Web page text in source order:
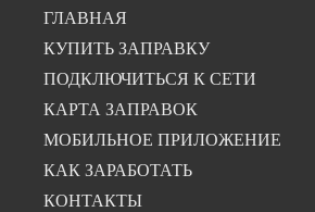
ГЛАВНАЯ
КУПИТЬ ЗАПРАВКУ
ПОДКЛЮЧИТЬСЯ К СЕТИ
КАРТА ЗАПРАВОК
МОБИЛЬНОЕ ПРИЛОЖЕНИЕ
КАК ЗАРАБОТАТЬ
КОНТАКТЫ